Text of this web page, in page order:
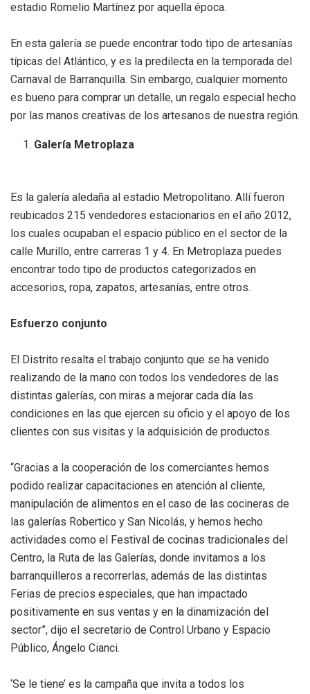
estadio Romelio Martínez por aquella época.
En esta galería se puede encontrar todo tipo de artesanías
típicas del Atlántico, y es la predilecta en la temporada del
Carnaval de Barranquilla. Sin embargo, cualquier momento
es bueno para comprar un detalle, un regalo especial hecho
por las manos creativas de los artesanos de nuestra región.
Galería Metroplaza
Es la galería aledaña al estadio Metropolitano. Allí fueron
reubicados 215 vendedores estacionarios en el año 2012,
los cuales ocupaban el espacio público en el sector de la
calle Murillo, entre carreras 1 y 4. En Metroplaza puedes
encontrar todo tipo de productos categorizados en
accesorios, ropa, zapatos, artesanías, entre otros.
Esfuerzo conjunto
El Distrito resalta el trabajo conjunto que se ha venido
realizando de la mano con todos los vendedores de las
distintas galerías, con miras a mejorar cada día las
condiciones en las que ejercen su oficio y el apoyo de los
clientes con sus visitas y la adquisición de productos.
“Gracias a la cooperación de los comerciantes hemos
podido realizar capacitaciones en atención al cliente,
manipulación de alimentos en el caso de las cocineras de
las galerías Robertico y San Nicolás, y hemos hecho
actividades como el Festival de cocinas tradicionales del
Centro, la Ruta de las Galerías, donde invitamos a los
barranquilleros a recorrerlas, además de las distintas
Ferias de precios especiales, que han impactado
positivamente en sus ventas y en la dinamización del
sector”, dijo el secretario de Control Urbano y Espacio
Público, Ángelo Cianci.
‘Se le tiene’ es la campaña que invita a todos los